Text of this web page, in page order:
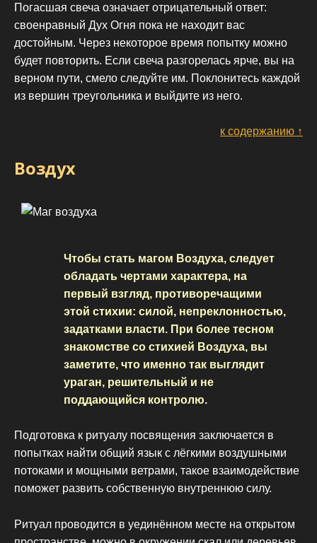
Погасшая свеча означает отрицательный ответ:
своенравный Дух Огня пока не находит вас
достойным. Через некоторое время попытку можно
будет повторить. Если свеча разгорелась ярче, вы на
верном пути, смело следуйте им. Поклонитесь каждой
из вершин треугольника и выйдите из него.
к содержанию ↑
Воздух
Чтобы стать магом Воздуха, следует
обладать чертами характера, на
первый взгляд, противоречащими
этой стихии: силой, непреклонностью,
задатками власти. При более тесном
знакомстве со стихией Воздуха, вы
заметите, что именно так выглядит
ураган, решительный и не
поддающийся контролю.
Подготовка к ритуалу посвящения заключается в
попытках найти общий язык с лёгкими воздушными
потоками и мощными ветрами, такое взаимодействие
поможет развить собственную внутреннюю силу.
Ритуал проводится в уединённом месте на открытом